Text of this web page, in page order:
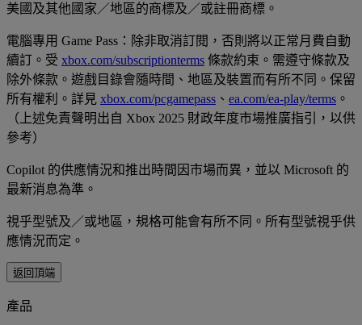
美國及其他國家／地區的商標及／或註冊商標。
電腦專用 Game Pass：除非取消訂閱，否則將以正常月費自動
續訂。受 xbox.com/subscriptionterms 條款約束。需遵守條款及
除外條款。遊戲目錄會隨時間、地區及裝置而有所不同。保留
所有權利。詳見 xbox.com/pcgamepass 、 ea.com/ea-play/terms 。
（上述免責聲明出自 Xbox 2025 財政年度市場推廣指引，以供
參考）
Copilot 的供應情況和推出時間因市場而異，並以 Microsoft 的
最新消息為準。
視乎型號及／或地區，規格可能會有所不同。所有型號視乎供
應情況而定。
返回頂端
產品